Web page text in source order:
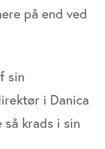
på end ved
sin
i Danica
så krads i sin